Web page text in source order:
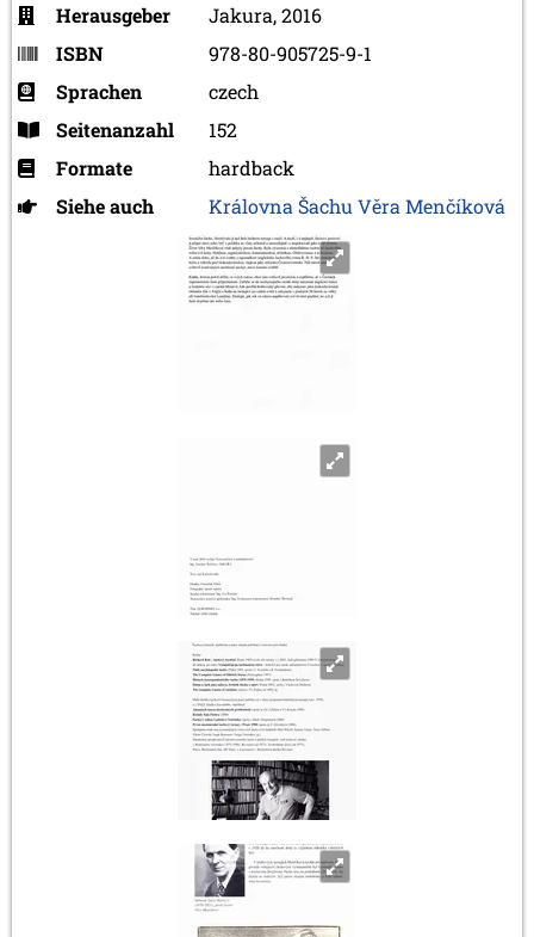
Herausgeber
Jakura, 2016
ISBN
978-80-905725-9-1
Sprachen
czech
Seitenanzahl
152
Formate
hardback
Siehe auch
Královna Šachu Věra Menčíková